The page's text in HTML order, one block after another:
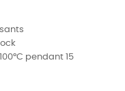
pendant 15